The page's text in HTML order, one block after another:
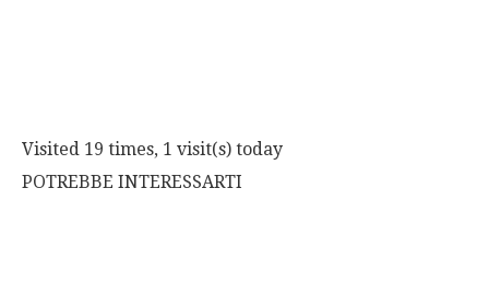
Visited 19 times, 1 visit(s) today
POTREBBE INTERESSARTI